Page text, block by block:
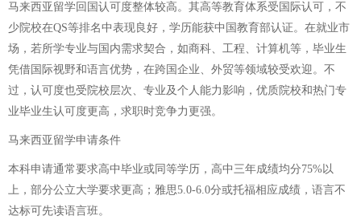
马来西亚留学回国认可度整体较高。其高等教育体系受国际认可，不
少院校在QS等排名中表现良好，学历能获中国教育部认证。在就业市
场，若所学专业与国内需求契合，如商科、工程、计算机等，毕业生
凭借国际视野和语言优势，在跨国企业、外贸等领域较受欢迎。不
过，认可度也受院校层次、专业及个人能力影响，优质院校和热门专
业毕业生认可度更高，求职时竞争力更强。
马来西亚留学申请条件
本科申请通常要求高中毕业或同等学历，高中三年成绩均分75%以
上，部分公立大学要求更高；雅思5.0-6.0分或托福相应成绩，语言不
达标可先读语言班。